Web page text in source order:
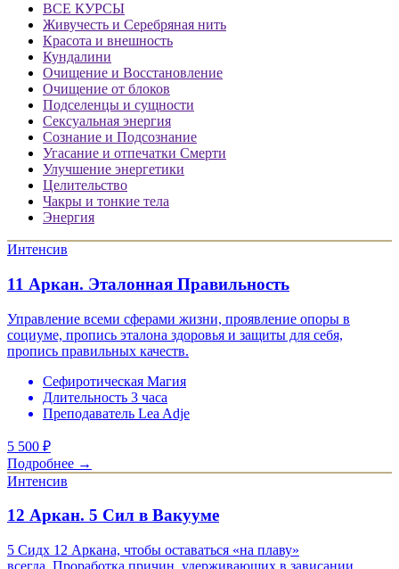
ВСЕ КУРСЫ
Живучесть и Серебряная нить
Красота и внешность
Кундалини
Очищение и Восстановление
Очищение от блоков
Подселенцы и сущности
Сексуальная энергия
Сознание и Подсознание
Угасание и отпечатки Смерти
Улучшение энергетики
Целительство
Чакры и тонкие тела
Энергия
Интенсив
11 Аркан. Эталонная Правильность
Управление всеми сферами жизни, проявление опоры в
социуме, пропись эталона здоровья и защиты для себя,
пропись правильных качеств.
Сефиротическая Магия
Длительность 3 часа
Преподаватель Lea Adje
5 500 ₽
Подробнее →
Интенсив
12 Аркан. 5 Сил в Вакууме
5 Сидх 12 Аркана, чтобы оставаться «на плаву»
всегда. Проработка причин, удерживающих в зависании.